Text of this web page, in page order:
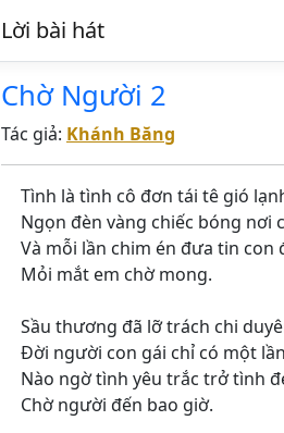
Lời bài hát
Chờ Người 2
Tác giả: Khánh Băng
Tình là tình cô đơn tái tê gió
Ngọn đèn vàng chiếc bóng nơi
Và mỗi lần chim én đưa tin con
Mỏi mắt em chờ mong.
Sầu thương đã lỡ trách chi
Đời người con gái chỉ có một
Nào ngờ tình yêu trắc trở tình
Chờ người đến bao giờ.